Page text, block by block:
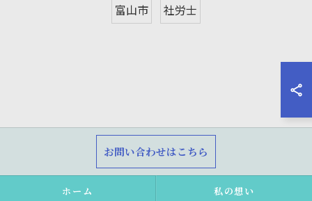
富山市 社労士
お問い合わせはこちら
ホーム 私の想い